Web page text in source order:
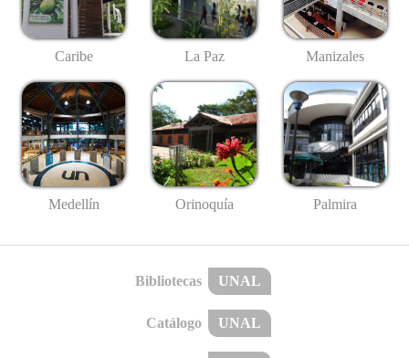
Caribe La Paz Manizales
Medellín Orinoquía Palmira
Bibliotecas UNAL
Catálogo UNAL